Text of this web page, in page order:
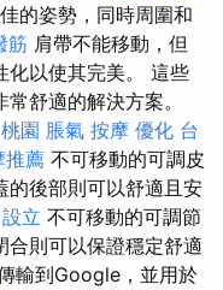
的姿勢，同時周圍和
筋 肩帶不能移動，但
化以使其完美。 這些
舒適的解決方案。
園 脹氣 按摩 優化 台
推薦 不可移動的可調皮
的後部則可以舒適且安
立 不可移動的可調節
合則可以保證穩定舒適
輸到Google，並用於